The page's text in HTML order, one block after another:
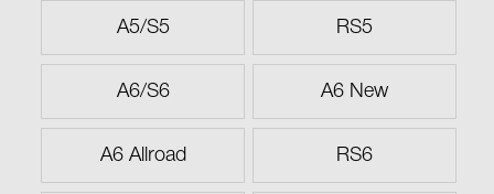
A5/S5 RS5
A6/S6 A6 New
A6 Allroad RS6